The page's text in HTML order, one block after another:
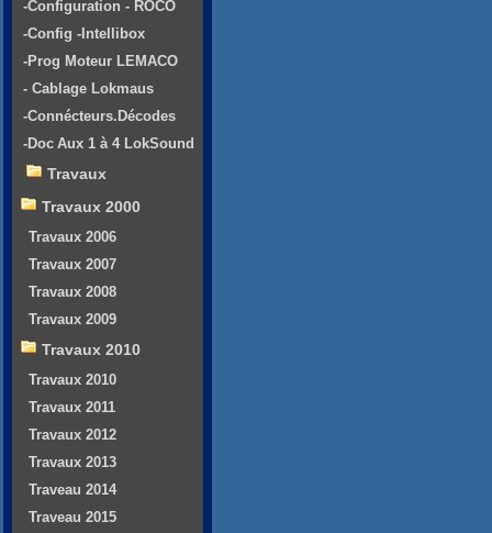
-Configuration - ROCO
-Config -Intellibox
-Prog Moteur LEMACO
- Cablage Lokmaus
-Connécteurs.Décodes
-Doc Aux 1 à 4 LokSound
Travaux
Travaux 2000
Travaux 2006
Travaux 2007
Travaux 2008
Travaux 2009
Travaux 2010
Travaux 2010
Travaux 2011
Travaux 2012
Travaux 2013
Traveau 2014
Traveau 2015